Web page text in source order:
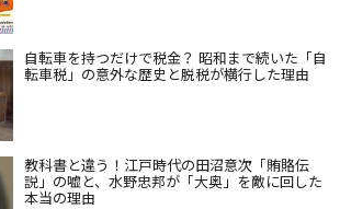
自転車を持つだけで税金？ 昭和まで続いた「自
転車税」の意外な歴史と脱税が横行した理由
教科書と違う！江戸時代の田沼意次「賄賂伝
説」の嘘と、水野忠邦が「大奥」を敵に回した
本当の理由